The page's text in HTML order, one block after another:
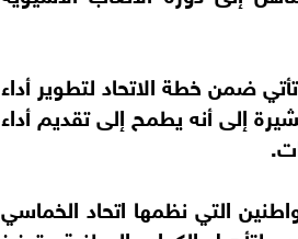
ضمن خطة الاتحاد لتطوير أداء
إلى أنه يطمح إلى تقديم أداء
للمواطنين التي نظمها اتحاد الخماسي